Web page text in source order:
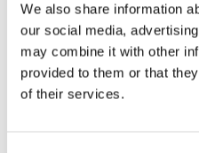
We also share information
our social media,
may combine it with other
provided to them or that
of their services.
Productomschrijving
Specificaties